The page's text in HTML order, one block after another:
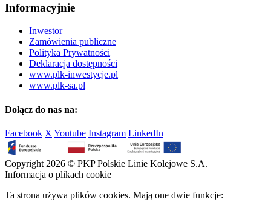
Informacyjnie
Inwestor
Zamówienia publiczne
Polityka Prywatności
Deklaracja dostępności
www.plk-inwestycje.pl
www.plk-sa.pl
Dołącz do nas na:
Facebook X Youtube Instagram LinkedIn
Copyright 2026 © PKP Polskie Linie Kolejowe S.A.
Informacja o plikach cookie
Ta strona używa plików cookies. Mają one dwie funkcje: